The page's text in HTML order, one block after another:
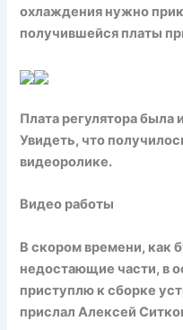
охлаждения нужно
получившейся платы
Плата регулятора
Увидеть, что
видеоролике.
Видео работы
В скором времени, как
недостающие части, в
приступлю к сборке
прислалАлексей